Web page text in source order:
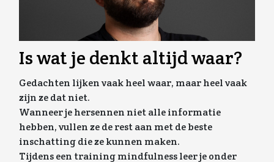
Is wat je denkt altijd waar?
Gedachten lijken vaak heel waar, maar heel vaak
zijn ze dat niet.
Wanneer je hersennen niet alle informatie
hebben, vullen ze de rest aan met de beste
inschatting die ze kunnen maken.
Tijdens een training mindfulness leer je onder